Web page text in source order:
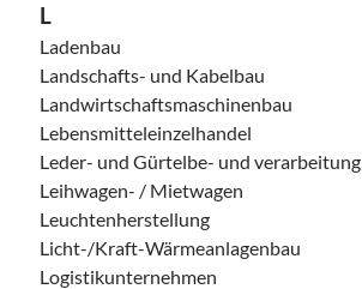
L
Ladenbau
Landschafts- und Kabelbau
Landwirtschaftsmaschinenbau
Lebensmitteleinzelhandel
Leder- und Gürtelbe- und verarbeitung
Leihwagen- / Mietwagen
Leuchtenherstellung
Licht-/Kraft-Wärmeanlagenbau
Logistikunternehmen